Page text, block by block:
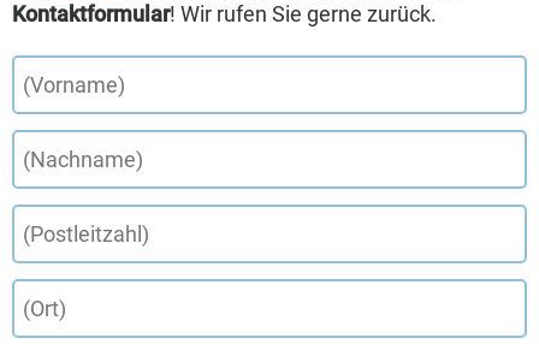
Kontaktformular! Wir rufen Sie gerne zurück.